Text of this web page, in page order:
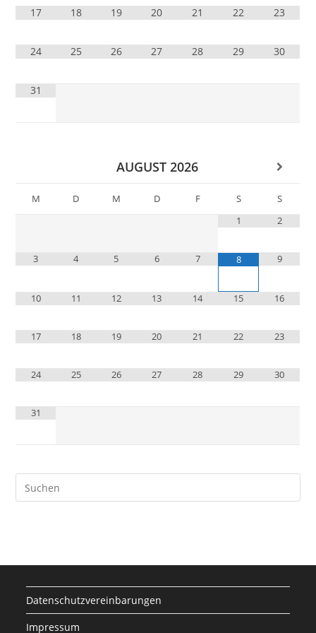
17 18 19 20 21 22 23
24 25 26 27 28 29 30
31
AUGUST 2026
M D M D F S
S
1
2
3 4 5 6 7 8 9
10 11 12 13 14 15 16
17 18 19 20 21 22 23
24 25 26 27 28 29 30
31
Datenschutzvereinbarungen
Impressum